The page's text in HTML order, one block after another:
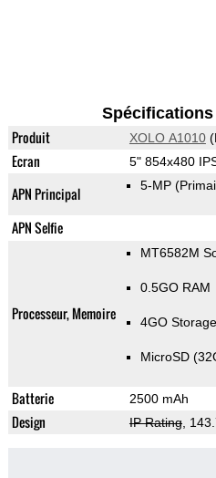
Produit XOLO A1010
Ecran 5" 854x480
APN Principal 5-MP
APN Selfie
Processeur, Memoire
MT6582M
0.5GO RAM
4GO Storage
MicroSD
Batterie 2500 mAh
Design IP Rating,